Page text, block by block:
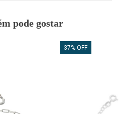
pode gostar
37% OFF